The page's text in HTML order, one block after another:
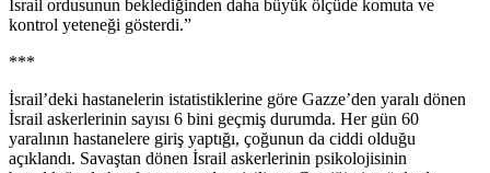
İsrail ordusunun beklediğinden daha büyük ölçüde komuta ve
kontrol yeteneği gösterdi.”
***
İsrail’deki hastanelerin istatistiklerine göre Gazze’den yaralı dönen
İsrail askerlerinin sayısı 6 bini geçmiş durumda. Her gün 60
yaralının hastanelere giriş yaptığı, çoğunun da ciddi olduğu
açıklandı. Savaştan dönen İsrail askerlerinin psikolojisinin